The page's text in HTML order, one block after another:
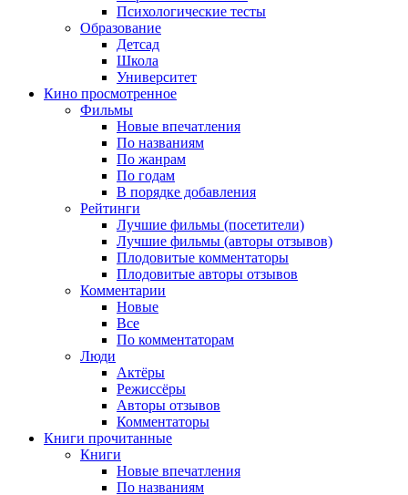
Психологические тесты
Образование
Детсад
Школа
Университет
Кино просмотренное
Фильмы
Новые впечатления
По названиям
По жанрам
По годам
В порядке добавления
Рейтинги
Лучшие фильмы (посетители)
Лучшие фильмы (авторы отзывов)
Плодовитые комментаторы
Плодовитые авторы отзывов
Комментарии
Новые
Все
По комментаторам
Люди
Актёры
Режиссёры
Авторы отзывов
Комментаторы
Книги прочитанные
Книги
Новые впечатления
По названиям